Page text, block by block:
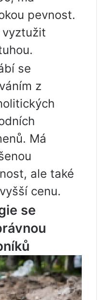
pevnost.
vyztužit
se
z
Má
ale také
cenu.
se